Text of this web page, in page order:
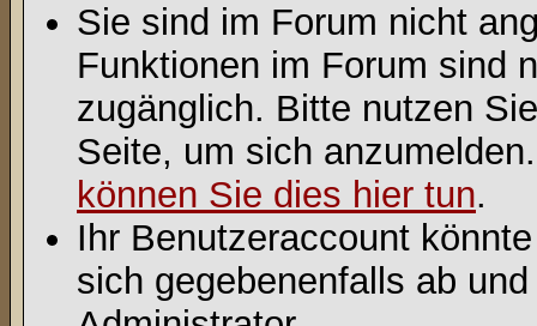
Sie sind im Forum nicht
Funktionen im Forum sind
zugänglich. Bitte nutzen
Seite, um sich
können Sie dies hier tun.
Ihr Benutzeraccount
sich gegebenenfalls ab